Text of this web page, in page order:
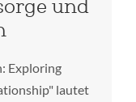
und
Exploring
lautet